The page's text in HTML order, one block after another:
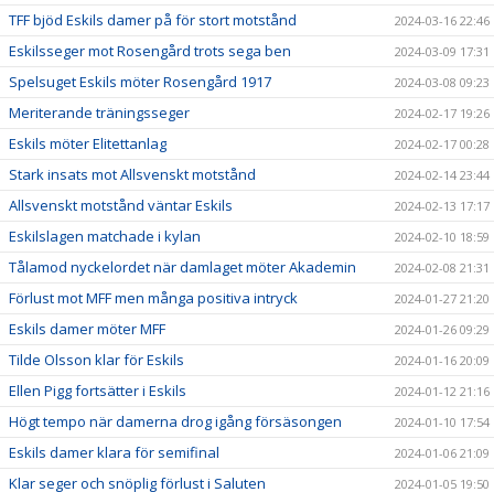
TFF bjöd Eskils damer på för stort motstånd 2024-03-16 22:46
Eskilsseger mot Rosengård trots sega ben 2024-03-09 17:31
Spelsuget Eskils möter Rosengård 1917 2024-03-08 09:23
Meriterande träningsseger 2024-02-17 19:26
Eskils möter Elitettanlag 2024-02-17 00:28
Stark insats mot Allsvenskt motstånd 2024-02-14 23:44
Allsvenskt motstånd väntar Eskils 2024-02-13 17:17
Eskilslagen matchade i kylan 2024-02-10 18:59
Tålamod nyckelordet när damlaget möter Akademin 2024-02-08 21:31
Förlust mot MFF men många positiva intryck 2024-01-27 21:20
Eskils damer möter MFF 2024-01-26 09:29
Tilde Olsson klar för Eskils 2024-01-16 20:09
Ellen Pigg fortsätter i Eskils 2024-01-12 21:16
Högt tempo när damerna drog igång försäsongen 2024-01-10 17:54
Eskils damer klara för semifinal 2024-01-06 21:09
Klar seger och snöplig förlust i Saluten 2024-01-05 19:50